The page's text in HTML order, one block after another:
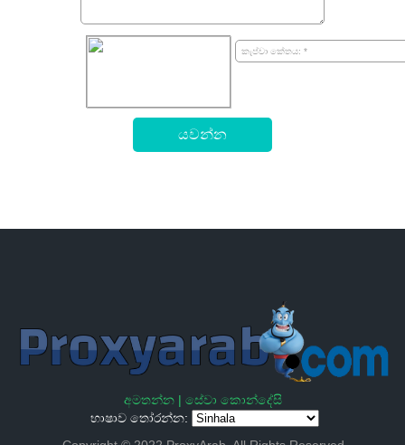
අමතන්න | සේවා කොන්දේසි
භාෂාව තෝරන්න: